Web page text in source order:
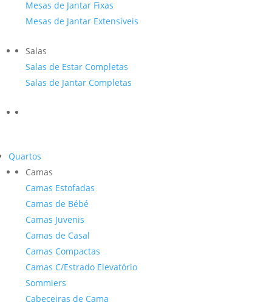
Mesas de Jantar Fixas
Mesas de Jantar Extensíveis
Salas
Salas de Estar Completas
Salas de Jantar Completas
Quartos
Camas
Camas Estofadas
Camas de Bébé
Camas Juvenis
Camas de Casal
Camas Compactas
Camas C/Estrado Elevatório
Sommiers
Cabeceiras de Cama